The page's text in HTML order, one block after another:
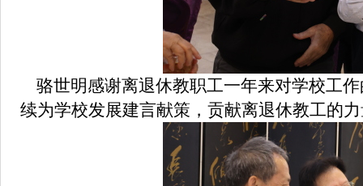
骆世明感谢离退休教职工一年来对学校工
续为学校发展建言献策，贡献离退休教工的